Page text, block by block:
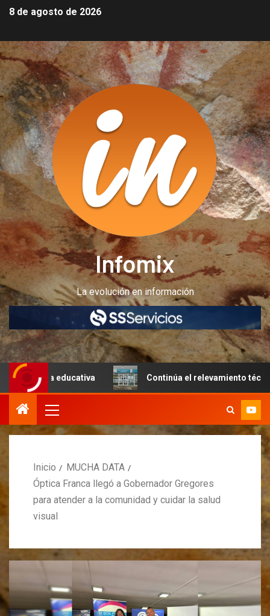
8 de agosto de 2026
Infomix
La evolución en información
Continúa el relevamiento técnico en Perito
Inicio
MUCHA DATA
Óptica Franca llegó a Gobernador Gregores
para atender a la comunidad y cuidar la salud
visual